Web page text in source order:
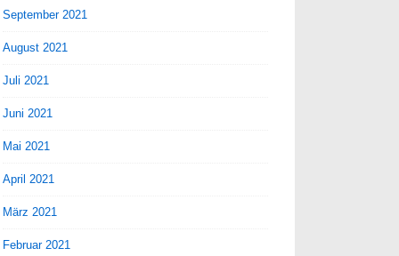
September 2021
August 2021
Juli 2021
Juni 2021
Mai 2021
April 2021
März 2021
Februar 2021